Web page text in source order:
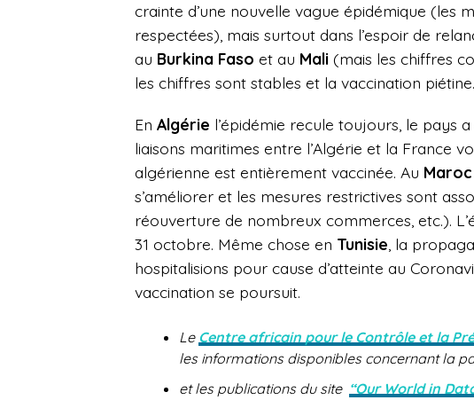
crainte d’une nouvelle vague épidémique (les
respectées), mais surtout dans l’espoir de
au Burkina Faso et au Mali (mais les chiffres
les chiffres sont stables et la vaccination piétine.
En Algérie l’épidémie recule toujours, le pays
liaisons maritimes entre l’Algérie et la France
algérienne est entièrement vaccinée. Au Maroc
s’améliorer et les mesures restrictives sont
réouverture de nombreux commerces, etc.).
31 octobre. Même chose en Tunisie , la
hospitalisions pour cause d’atteinte au
vaccination se poursuit.
Le Centre africain pour le Contrôle et la
les informations disponibles concernant la
et les publications du site “Our World in